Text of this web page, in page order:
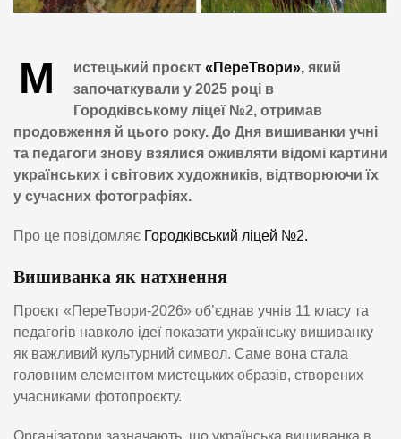
М истецький проєкт «ПереТвори», який
започаткували у 2025 році в
Городківському ліцеї №2, отримав
продовження й цього року. До Дня вишиванки учні
та педагоги знову взялися оживляти відомі картини
українських і світових художників, відтворюючи їх
у сучасних фотографіях.
Про це повідомляє Городківський ліцей №2.
Вишиванка як натхнення
Проєкт «ПереТвори-2026» об’єднав учнів 11 класу та
педагогів навколо ідеї показати українську вишиванку
як важливий культурний символ. Саме вона стала
головним елементом мистецьких образів, створених
учасниками фотопроєкту.